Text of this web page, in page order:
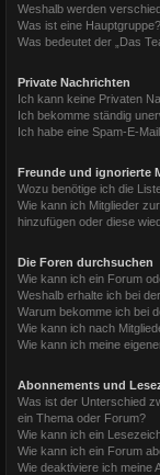
Weshalb werden
Was ist eine Hauptgruppe?
Was bedeutet der „Das
Private Nachrichten
Ich kann keine Privaten
Ich bekomme ständig
Ich habe eine Spam-E-
Freunde und ignorierte
Wozu benötige ich die
Wie kann ich Mitglieder
hinzufügen oder diese
Die Foren durchsuchen
Wie kann ich ein Forum
Weshalb erhalte ich bei
Warum bekomme ich bei
Wie kann ich nach
Wie kann ich meine
Abonnements und
Was ist der Unterschied
ein Thema oder Forum?
Wie kann ich ein
Wie kann ich ein Forum
Wie deaktiviere ich meine